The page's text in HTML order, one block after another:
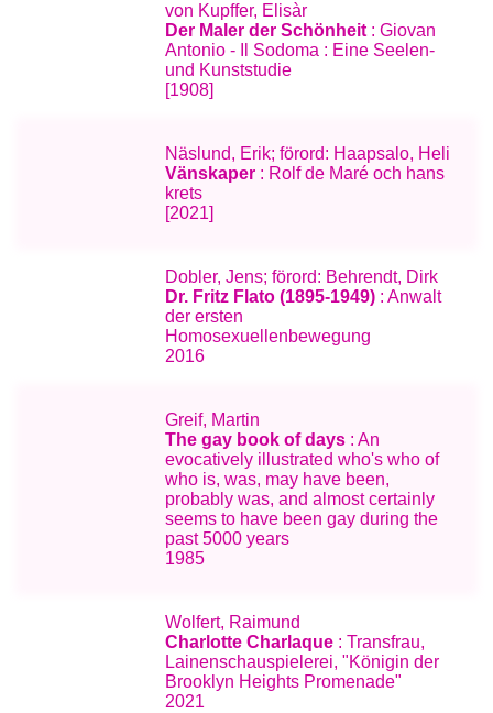
von Kupffer, Elisàr
Der Maler der Schönheit: Giovan
Antonio - Il Sodoma : Eine Seelen-
und Kunststudie
[1908]
Näslund, Erik; förord: Haapsalo, Heli
Vänskaper : Rolf de Maré och hans
krets
[2021]
Dobler, Jens; förord: Behrendt, Dirk
Dr. Fritz Flato (1895-1949) : Anwalt
der ersten
Homosexuellenbewegung
2016
Greif, Martin
The gay book of days : An
evocatively illustrated who's who of
who is, was, may have been,
probably was, and almost certainly
seems to have been gay during the
past 5000 years
1985
Wolfert, Raimund
Charlotte Charlaque : Transfrau,
Lainenschauspielerei, "Königin der
Brooklyn Heights Promenade"
2021